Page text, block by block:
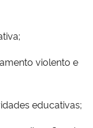
violento e
educativas;